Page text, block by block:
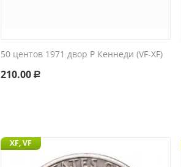
50 центов 1971 двор P Кеннеди (VF-XF)
210.00 Р
XF, VF